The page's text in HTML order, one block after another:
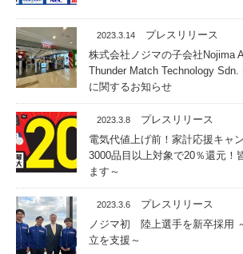
2023.3.14
プレスリリース
株式会社ノジマの子会社Nojima
Thunder Match Technology
に関するお知らせ
2023.3.8
プレスリリース
電気代値上げ前！家計応援キャ
3000品目以上対象で20％還元！
ます～
2023.3.6
プレスリリース
ノジマ初 陸上選手を新卒採用
立を支援～